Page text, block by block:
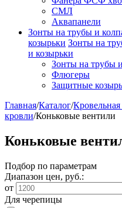
СМЛ
Аквапанели
Зонты на трубы и
козырьки Зонты на
и козырьки
Зонты на трубы
Флюгеры
Защитные
Главная/Каталог/
кровли/Коньковые вентили
Коньковые
Подбор по параметрам
Диапазон цен, руб.:
от
Для черепицы